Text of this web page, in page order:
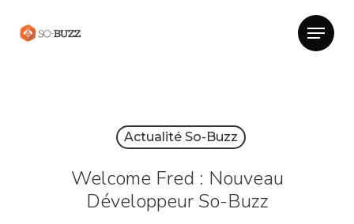
Actualité So-Buzz
Welcome Fred : Nouveau
Développeur So-Buzz